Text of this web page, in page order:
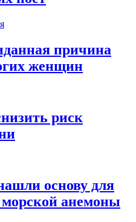
причина
женщин
риск
основу для
морской анемоны